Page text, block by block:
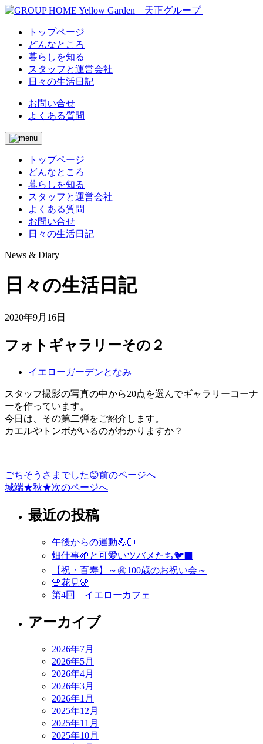
トップページ
どんなところ
暮らしを知る
スタッフと運営会社
日々の生活日記
お問い合せ
よくある質問
トップページ
どんなところ
暮らしを知る
スタッフと運営会社
よくある質問
お問い合せ
日々の生活日記
News & Diary
日々の生活日記
2020年9月16日
フォトギャラリーその２
イエローガーデンとなみ
スタッフ撮影の写真の中から20点を選んでギャラリーコーナ
ーを作っています。
今日は、その第二弾をご紹介します。
カエルやトンボがいるのがわかりますか？
投
稿
ごちそうさまでした😊前のページへ
城端★秋★次のページへ
最近の投稿
午後からの運動💪🏻
畑仕事🌱と可愛いツバメたち🐦‍⬛
【祝・百寿】～㊗️100歳のお祝い会～
🌸花見🌸
第4回 イエローカフェ
アーカイブ
2026年7月
2026年5月
2026年4月
2026年3月
2026年1月
2025年12月
2025年11月
2025年10月